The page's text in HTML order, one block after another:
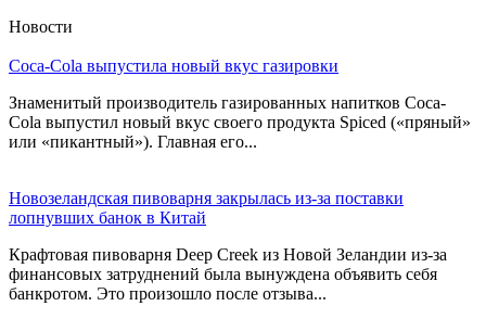
Новости
Coca-Cola выпустила новый вкус газировки
Знаменитый производитель газированных напитков Coca-
Cola выпустил новый вкус своего продукта Spiced («пряный»
или «пикантный»). Главная его...
Новозеландская пивоварня закрылась из-за поставки
лопнувших банок в Китай
Крафтовая пивоварня Deep Creek из Новой Зеландии из-за
финансовых затруднений была вынуждена объявить себя
банкротом. Это произошло после отзыва...